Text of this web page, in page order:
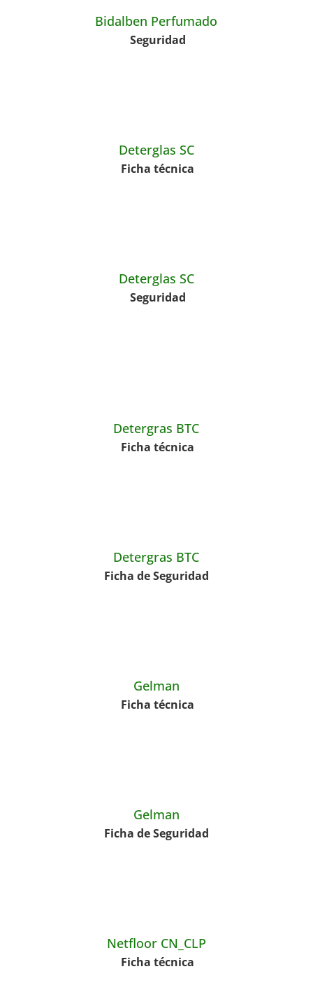
Bidalben Perfumado
Seguridad
Deterglas SC
Ficha técnica
Deterglas SC
Seguridad
Detergras BTC
Ficha técnica
Detergras BTC
Ficha de Seguridad
Gelman
Ficha técnica
Gelman
Ficha de Seguridad
Netfloor CN_CLP
Ficha técnica